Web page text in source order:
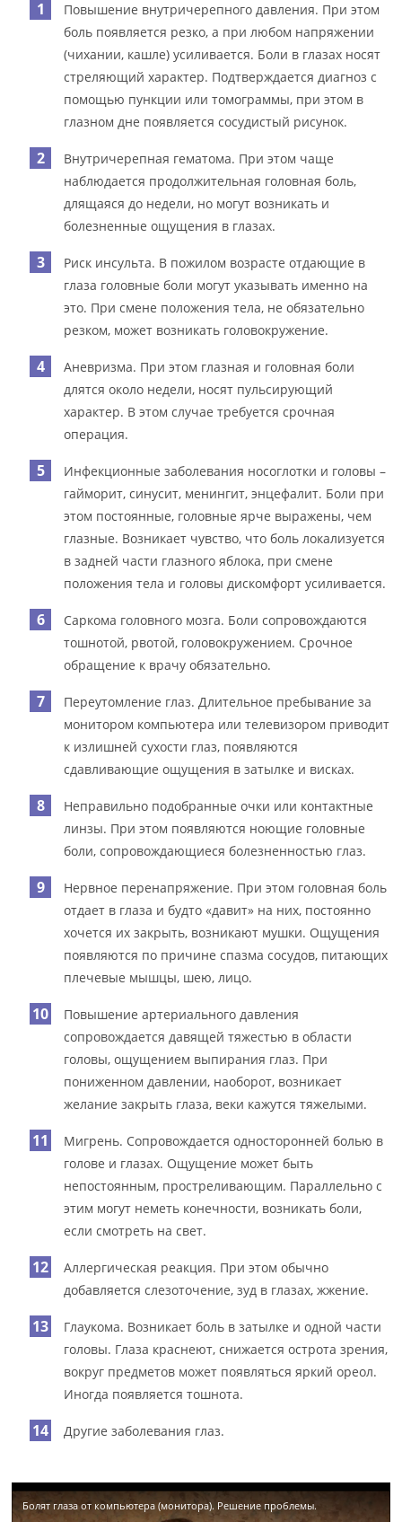
Повышение внутричерепного давления. При этом
боль появляется резко, а при любом напряжении
(чихании, кашле) усиливается. Боли в глазах носят
стреляющий характер. Подтверждается диагноз с
помощью пункции или томограммы, при этом в
глазном дне появляется сосудистый рисунок.
Внутричерепная гематома. При этом чаще
наблюдается продолжительная головная боль,
длящаяся до недели, но могут возникать и
болезненные ощущения в глазах.
Риск инсульта. В пожилом возрасте отдающие в
глаза головные боли могут указывать именно на
это. При смене положения тела, не обязательно
резком, может возникать головокружение.
Аневризма. При этом глазная и головная боли
длятся около недели, носят пульсирующий
характер. В этом случае требуется срочная
операция.
Инфекционные заболевания носоглотки и головы –
гайморит, синусит, менингит, энцефалит. Боли при
этом постоянные, головные ярче выражены, чем
глазные. Возникает чувство, что боль локализуется
в задней части глазного яблока, при смене
положения тела и головы дискомфорт усиливается.
Саркома головного мозга. Боли сопровождаются
тошнотой, рвотой, головокружением. Срочное
обращение к врачу обязательно.
Переутомление глаз. Длительное пребывание за
монитором компьютера или телевизором приводит
к излишней сухости глаз, появляются
сдавливающие ощущения в затылке и висках.
Неправильно подобранные очки или контактные
линзы. При этом появляются ноющие головные
боли, сопровождающиеся болезненностью глаз.
Нервное перенапряжение. При этом головная боль
отдает в глаза и будто «давит» на них, постоянно
хочется их закрыть, возникают мушки. Ощущения
появляются по причине спазма сосудов, питающих
плечевые мышцы, шею, лицо.
Повышение артериального давления
сопровождается давящей тяжестью в области
головы, ощущением выпирания глаз. При
пониженном давлении, наоборот, возникает
желание закрыть глаза, веки кажутся тяжелыми.
Мигрень. Сопровождается односторонней болью в
голове и глазах. Ощущение может быть
непостоянным, простреливающим. Параллельно с
этим могут неметь конечности, возникать боли,
если смотреть на свет.
Аллергическая реакция. При этом обычно
добавляется слезоточение, зуд в глазах, жжение.
Глаукома. Возникает боль в затылке и одной части
головы. Глаза краснеют, снижается острота зрения,
вокруг предметов может появляться яркий ореол.
Иногда появляется тошнота.
Другие заболевания глаз.
Болят глаза от компьютера (монитора). Решение проблемы.